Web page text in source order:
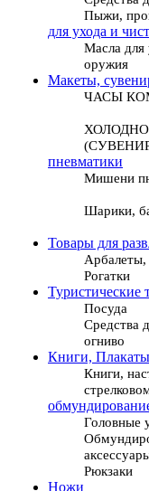
Пыжи,
для ухода и
Масла для
оружия
Макеты,
ЧАСЫ
пневматики
Мишени
Шарики,
Товары для
Рогатки
Туристические
Посуда
Средства
огниво
Книги, Плакаты
Книги,
Головные
Рюкзаки
Ножи